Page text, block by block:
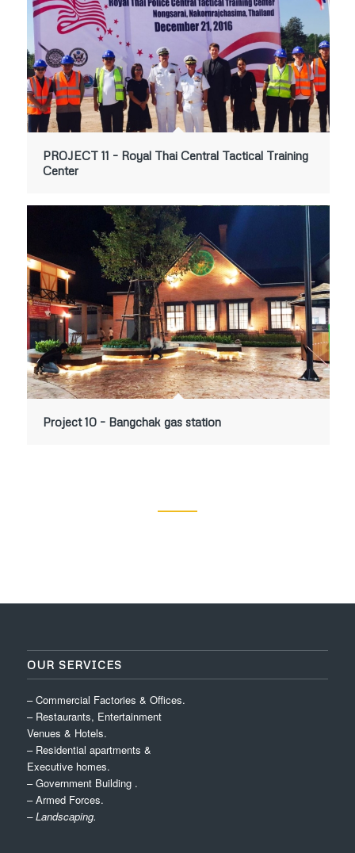
PROJECT 11 – Royal Thai Central Tactical Training
Center
Project 10 – Bangchak gas station
OUR SERVICES
– Commercial Factories & Offices.
– Restaurants, Entertainment
Venues & Hotels.
– Residential apartments &
Executive homes.
– Government Building .
– Armed Forces.
– Landscaping.